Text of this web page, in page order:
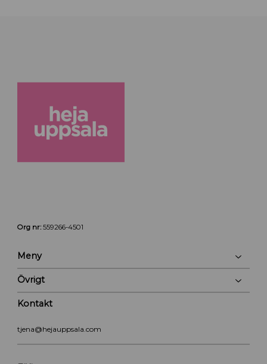
Org nr:559266-4501
Meny
Övrigt
Kontakt
tjena@hejauppsala.com